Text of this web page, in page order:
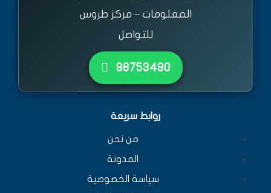
المعلومات – مركز طروس
للتواصل
٩٨٧٥٣٤٩٠
روابط سريعة
من نحن
المدونة
سياسة الخصوصية